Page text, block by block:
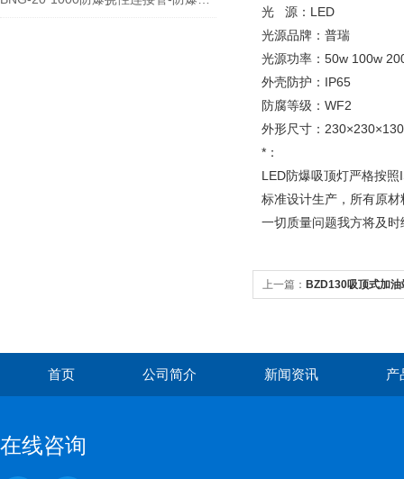
光 源：LED
光源品牌：普瑞
光源功率：50w 100w
外壳防护：IP65
防腐等级：WF2
外形尺寸：
*：
LED防爆吸顶灯严格按
标准设计生产，所有原
一切质量问题我方将及
上一篇： BZD130吸顶式加
首页 公司简介 新闻资讯 产
在线咨询